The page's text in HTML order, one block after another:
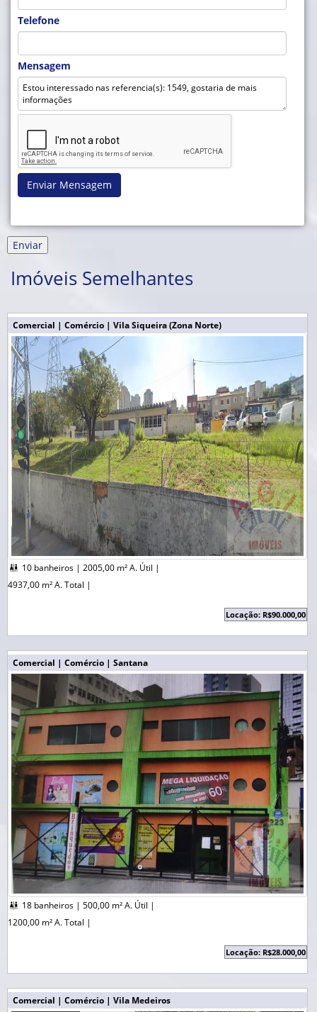
Telefone
Mensagem
Enviar Mensagem
Imóveis Semelhantes
Comercial | Comércio | Vila Siqueira (Zona Norte)
 10 banheiros | 2005,00 m² A. Útil |
4937,00 m² A. Total |
Locação: R$90.000,00
Comercial | Comércio | Santana
 18 banheiros | 500,00 m² A. Útil |
1200,00 m² A. Total |
Locação: R$28.000,00
Comercial | Comércio | Vila Medeiros